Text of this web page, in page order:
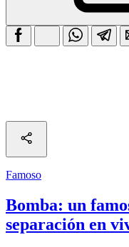
Famoso
Bomba: un
separación en